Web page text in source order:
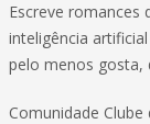
Escreve romances
inteligência
pelo menos gosta,
Comunidade Clube